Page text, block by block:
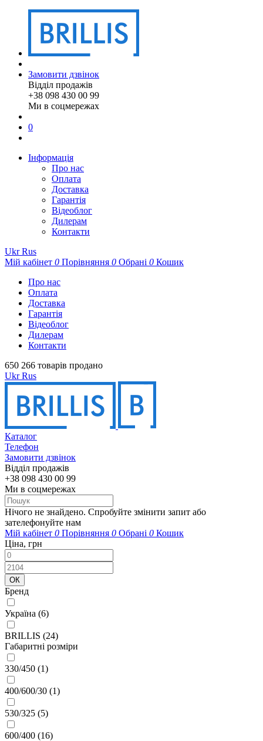
Замовити дзвінок
Відділ продажів
+38 098 430 00 99
Ми в соцмережах
0
Інформація
Про нас
Оплата
Доставка
Гарантія
Відеоблог
Дилерам
Контакти
Ukr Rus
Мій кабінет 0 Порівняння 0 Обрані 0 Кошик
Про нас
Оплата
Доставка
Гарантія
Відеоблог
Дилерам
Контакти
650 266 товарів продано
Ukr Rus
Каталог
Телефон
Замовити дзвінок
Відділ продажів
+38 098 430 00 99
Ми в соцмережах
Нічого не знайдено. Спробуйте змінити запит або
зателефонуйте нам
Мій кабінет 0 Порівняння 0 Обрані 0 Кошик
Ціна, грн
Бренд
Україна (6)
BRILLIS (24)
Габаритні розміри
330/450 (1)
400/600/30 (1)
530/325 (5)
600/400 (16)